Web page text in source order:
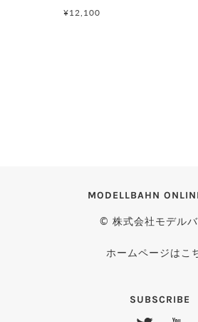
¥12,100
MODELLBAHN
© 株式会社モデル
ホームページはこ
SUBSCRIBE